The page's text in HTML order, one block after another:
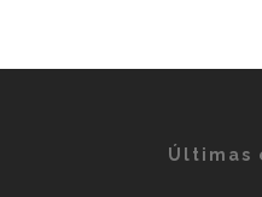
Últimas